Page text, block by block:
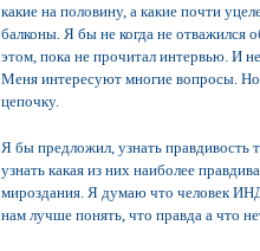
какие на половину, а какие почти
балконы. Я бы не когда не отважился
этом, пока не прочитал интервью. И
Меня интересуют многие вопросы.
цепочку.
Я бы предложил, узнать правдивость
узнать какая из них наиболее
мироздания. Я думаю что человек
нам лучше понять, что правда а что